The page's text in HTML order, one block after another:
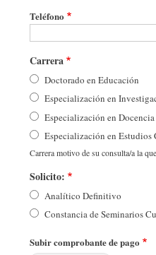
Teléfono
Carrera
Doctorado en Educación
Especialización en
Especialización en
Especialización en Estudios
Carrera motivo de su consulta/a la
Solicito:
Analítico Definitivo
Constancia de Seminarios
Subir comprobante de pago